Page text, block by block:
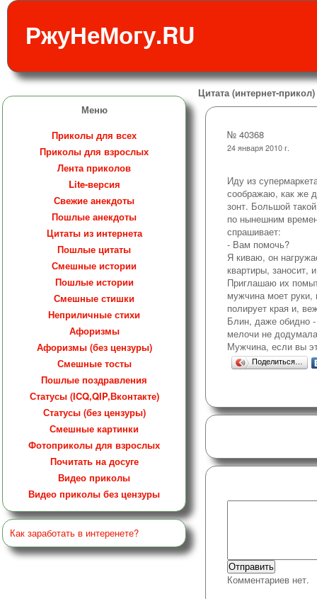
РжуНеМогу.RU
Меню
Приколы для всех
Приколы для взрослых
Лента приколов
Lite-версия
Свежие анекдоты
Пошлые анекдоты
Цитаты из интернета
Пошлые цитаты
Смешные истории
Пошлые истории
Смешные стишки
Неприличные стихи
Афоризмы
Афоризмы (без цензуры)
Смешные тосты
Пошлые поздравления
Статусы (ICQ,QIP,Вконтакте)
Статусы (без цензуры)
Смешные картинки
Фотоприколы для взрослых
Почитать на досуге
Видео приколы
Видео приколы без цензуры
Как заработать в интеренете?
Цитата (интернет-
№ 40368
24 января 2010 г.
Иду из
соображаю, как же
зонт. Большой
по нынешним
спрашивает:
- Вам помочь?
Я киваю, он
квартиры, заносит,
Приглашаю их
мужчина моет руки,
полирует края и,
Блин, даже обидно
мелочи не
Мужчина, если вы
Поделиться…
Комментариев нет.